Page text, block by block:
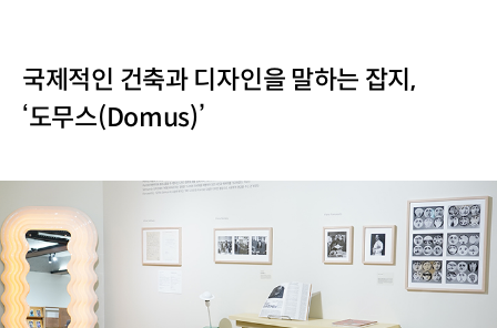
국제적인 건축과 디자인을 말하는 잡지,
‘도무스(Domus)’